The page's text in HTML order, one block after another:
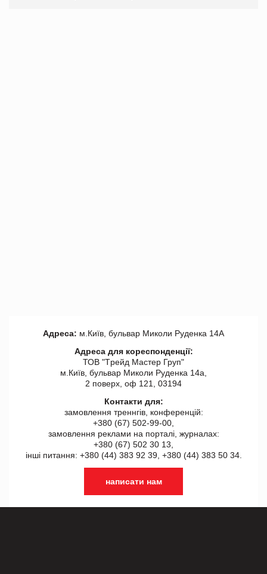
Адреса: м.Київ, бульвар Миколи Руденка 14А
Адреса для кореспонденції:
ТОВ "Tрейд Мастер Груп"
м.Київ, бульвар Миколи Руденка 14а,
2 поверх, оф 121, 03194
Контакти для:
замовлення треннгів, конференцій:
+380 (67) 502-99-00,
замовлення реклами на порталі, журналах:
+380 (67) 502 30 13,
інші питання: +380 (44) 383 92 39, +380 (44) 383 50 34.
написати нам